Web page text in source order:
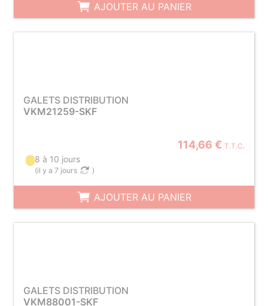
AJOUTER AU PANIER
GALETS DISTRIBUTION
VKM21259-SKF
114,66 € T.T.C.
8 à 10 jours
(il y a 7 jours )
AJOUTER AU PANIER
GALETS DISTRIBUTION
VKM88001-SKF